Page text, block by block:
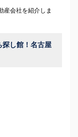
産会社を紹介しま
し館！名古屋